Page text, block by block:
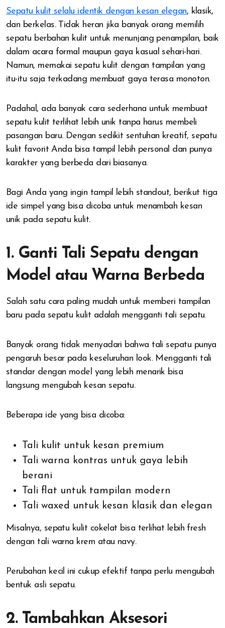
Sepatu kulit selalu identik dengan kesan elegan, klasik,
dan berkelas. Tidak heran jika banyak orang memilih
sepatu berbahan kulit untuk menunjang penampilan, baik
dalam acara formal maupun gaya kasual sehari-hari.
Namun, memakai sepatu kulit dengan tampilan yang
itu-itu saja terkadang membuat gaya terasa monoton.
Padahal, ada banyak cara sederhana untuk membuat
sepatu kulit terlihat lebih unik tanpa harus membeli
pasangan baru. Dengan sedikit sentuhan kreatif, sepatu
kulit favorit Anda bisa tampil lebih personal dan punya
karakter yang berbeda dari biasanya.
Bagi Anda yang ingin tampil lebih standout, berikut tiga
ide simpel yang bisa dicoba untuk menambah kesan
unik pada sepatu kulit.
1. Ganti Tali Sepatu dengan
Model atau Warna Berbeda
Salah satu cara paling mudah untuk memberi tampilan
baru pada sepatu kulit adalah mengganti tali sepatu.
Banyak orang tidak menyadari bahwa tali sepatu punya
pengaruh besar pada keseluruhan look. Mengganti tali
standar dengan model yang lebih menarik bisa
langsung mengubah kesan sepatu.
Beberapa ide yang bisa dicoba:
Tali kulit untuk kesan premium
Tali warna kontras untuk gaya lebih
berani
Tali flat untuk tampilan modern
Tali waxed untuk kesan klasik dan elegan
Misalnya, sepatu kulit cokelat bisa terlihat lebih fresh
dengan tali warna krem atau navy.
Perubahan kecil ini cukup efektif tanpa perlu mengubah
bentuk asli sepatu.
2. Tambahkan Aksesori